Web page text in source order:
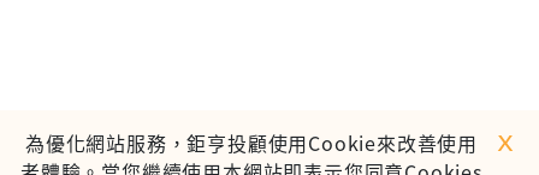
為優化網站服務，鉅亨投顧使用Cookie來改善使用
ｘ